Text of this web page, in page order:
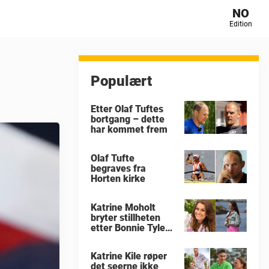
NO
Edition
Populært
Etter Olaf Tuftes
bortgang – dette
har kommet frem
Olaf Tufte
begraves fra
Horten kirke
Katrine Moholt
bryter stillheten
etter Bonnie Tylers
Katrine Kile røper
det seerne ikke